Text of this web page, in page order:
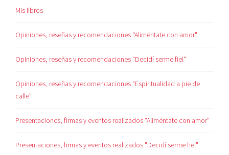
Mis libros
Opiniones, reseñas y recomendaciones "Aliméntate con amor"
Opiniones, reseñas y recomendaciones "Decidí serme fiel"
Opiniones, reseñas y recomendaciones "Espiritualidad a pie de
calle"
Presentaciones, firmas y eventos realizados "Aliméntate con amor"
Presentaciones, firmas y eventos realizados "Decidí serme fiel"